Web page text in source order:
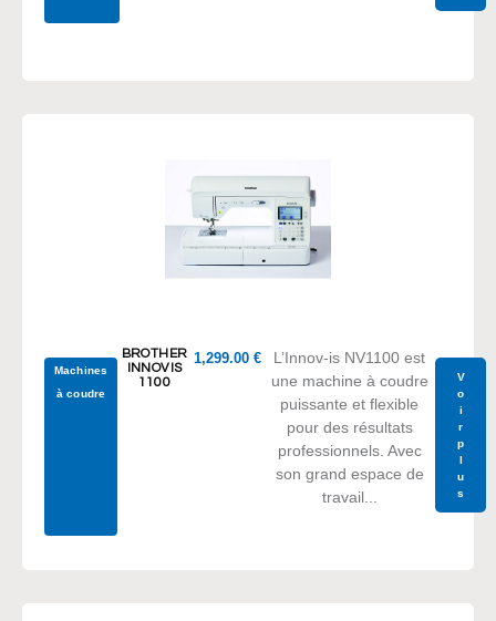
Machines
à coudre
BROTHER
INNOVIS
1100
1,299.00€
L’Innov-is NV1100 est
une machine à coudre
puissante et flexible
pour des résultats
professionnels. Avec
son grand espace de
travail...
V
o
i
r
p
l
u
s